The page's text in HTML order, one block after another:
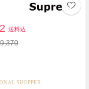
送料込
SHOPPER